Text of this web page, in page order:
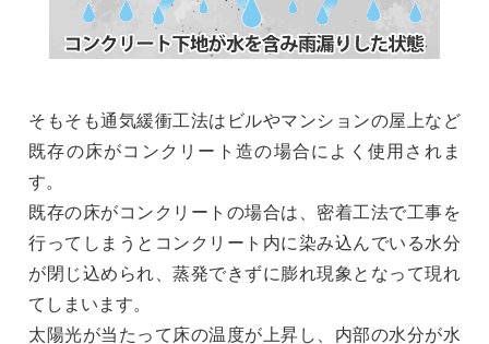
そもそも通気緩衝工法はビルやマンションの屋上など
既存の床がコンクリート造の場合によく使用されま
す。
既存の床がコンクリートの場合は、密着工法で工事を
行ってしまうとコンクリート内に染み込んでいる水分
が閉じ込められ、蒸発できずに膨れ現象となって現れ
てしまいます。
太陽光が当たって床の温度が上昇し、内部の水分が水